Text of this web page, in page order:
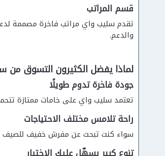
قسم المراتب
تقدم سليب واي مراتب فاخرة مصممة لدعم
والدعم.
لماذا يفضل الكثيرون التسوق من
جودة فاخرة تدوم طويلًا
تعتمد سليب واي على خامات ممتازة
راحة تلامس مختلف الاحتياجات
سواء كنت تبحث عن مفرش خفيف للصيف